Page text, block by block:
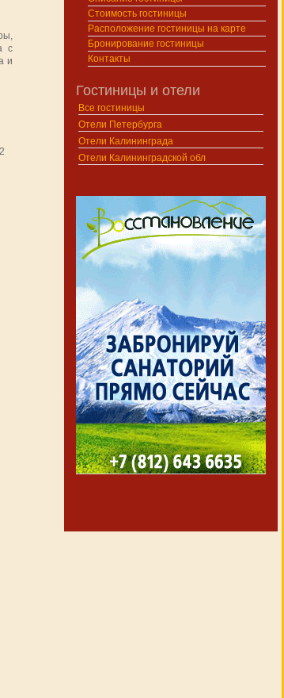
с
и
Стоимость гостиницы
Расположение гостиницы на карте
Бронирование гостиницы
Контакты
Гостиницы и отели
Все гостиницы
Отели Петербурга
Отели Калининграда
Отели Калининградской обл